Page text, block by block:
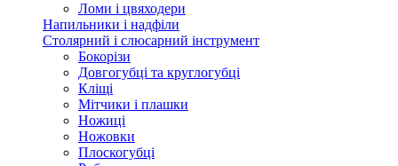
Ломи і цвяходери
Напильники і надфіли
Столярний і слюсарний інструмент
Бокорізи
Довгогубці та круглогубці
Кліщі
Мітчики і плашки
Ножиці
Ножовки
Плоскогубці